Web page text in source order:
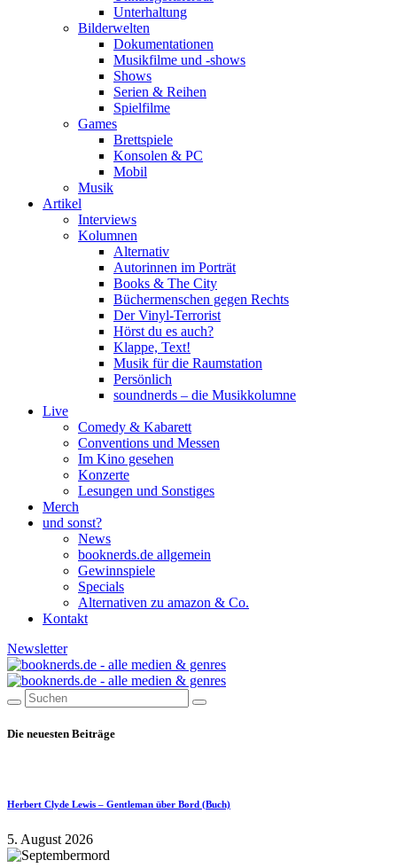
Unterhaltung
Bilderwelten
Dokumentationen
Musikfilme und -shows
Shows
Serien & Reihen
Spielfilme
Games
Brettspiele
Konsolen & PC
Mobil
Musik
Artikel
Interviews
Kolumnen
Alternativ
Autorinnen im Porträt
Books & The City
Büchermenschen gegen Rechts
Der Vinyl-Terrorist
Hörst du es auch?
Klappe, Text!
Musik für die Raumstation
Persönlich
soundnerds – die Musikkolumne
Live
Comedy & Kabarett
Conventions und Messen
Im Kino gesehen
Konzerte
Lesungen und Sonstiges
Merch
und sonst?
News
booknerds.de allgemein
Gewinnspiele
Specials
Alternativen zu amazon & Co.
Kontakt
Newsletter
Die neuesten Beiträge
Herbert Clyde Lewis – Gentleman über Bord (Buch)
5. August 2026